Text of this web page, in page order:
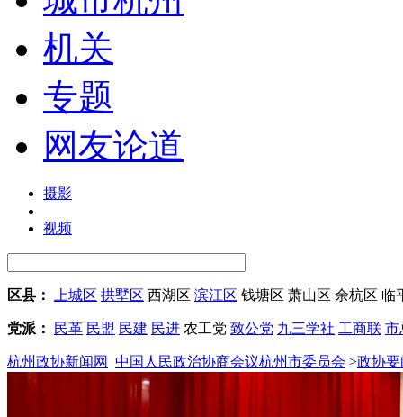
机关
专题
网友论道
摄影
视频
区县： 上城区 拱墅区 西湖区 滨江区 钱塘区 萧山区 余杭区 临
党派： 民革 民盟 民建 民进 农工党 致公党 九三学社 工商联 市
杭州政协新闻网 中国人民政治协商会议杭州市委员会 >政协要